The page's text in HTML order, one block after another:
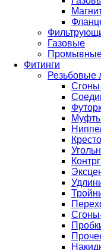
Газовые
Фитинги
Резьбовые
Сгоны